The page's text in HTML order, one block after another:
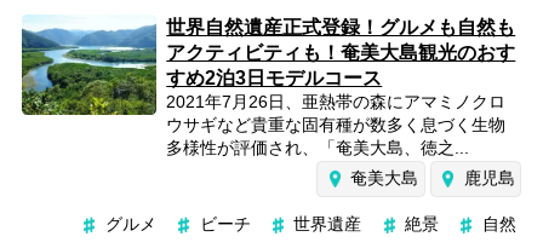
世界自然遺産正式登録！グルメも自然も
アクティビティも！奄美大島観光のおす
すめ2泊3日モデルコース
2021年7月26日、亜熱帯の森にアマミノクロ
ウサギなど貴重な固有種が数多く息づく生物
多様性が評価され、「奄美大島、徳之...
奄美大島
鹿児島
グルメ ビーチ 世界遺産 絶景 自然